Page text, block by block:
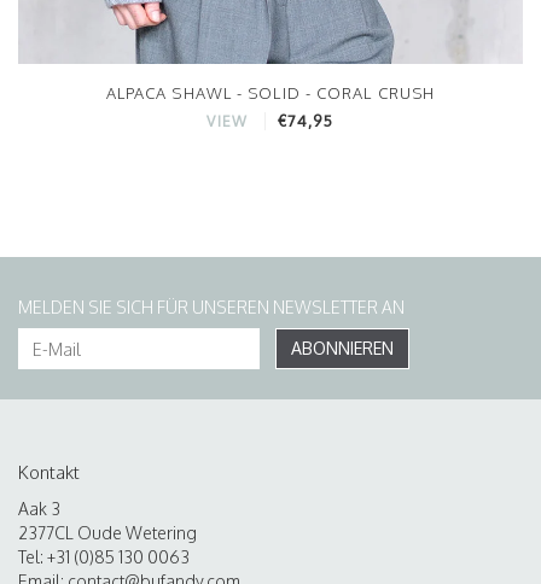
ALPACA SHAWL - SOLID - CORAL CRUSH
VIEW €74,95
MELDEN SIE SICH FÜR UNSEREN NEWSLETTER AN
ABONNIEREN
Kontakt
Aak 3
2377CL Oude Wetering
Tel: +31 (0)85 130 0063